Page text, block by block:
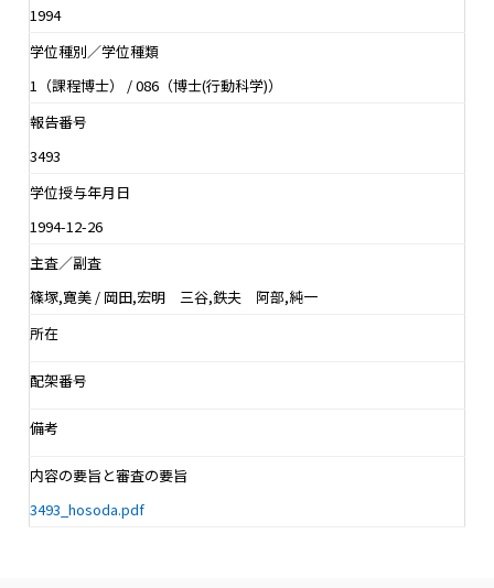
1994
学位種別／学位種類
1（課程博士） / 086（博士(行動科学)）
報告番号
3493
学位授与年月日
1994-12-26
主査／副査
篠塚,寛美 / 岡田,宏明 三谷,鉄夫 阿部,純一
所在
配架番号
備考
内容の要旨と審査の要旨
3493_hosoda.pdf